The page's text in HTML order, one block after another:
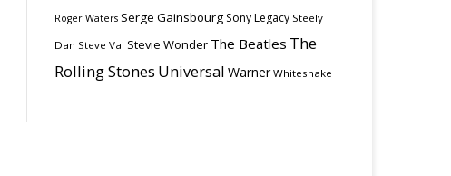
Roger Waters Serge Gainsbourg Sony Legacy Steely
Dan Steve Vai Stevie Wonder The Beatles The
Rolling Stones Universal Warner Whitesnake